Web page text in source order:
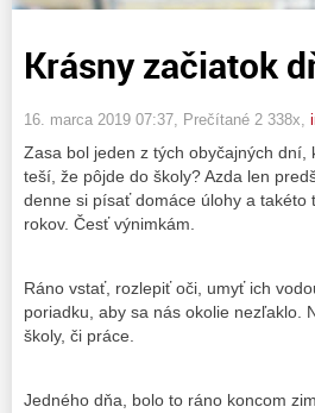
Krásny začiatok
16. marca 2019 07:37 , Prečítané 2 338x,
Zasa bol jeden z tých obyčajných
teší, že pôjde do školy? Azda len
denne si písať domáce úlohy a
rokov. Česť výnimkám.
Ráno vstať, rozlepiť oči, umyť ich
poriadku, aby sa nás okolie nezľaklo.
školy, či práce.
Jedného dňa, bolo to ráno koncom